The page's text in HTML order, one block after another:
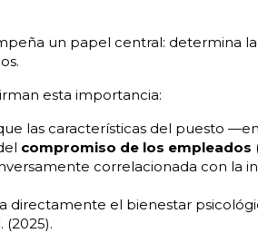
un papel central: determina
esta importancia:
las características del puesto
compromiso de los empleados
correlacionada con la
directamente el bienestar